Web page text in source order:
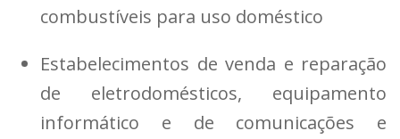
combustíveis para uso doméstico
Estabelecimentos de venda e reparação
de eletrodomésticos, equipamento
informático e de comunicações e